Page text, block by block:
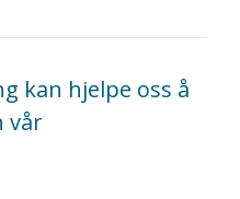
kan hjelpe oss å
vår